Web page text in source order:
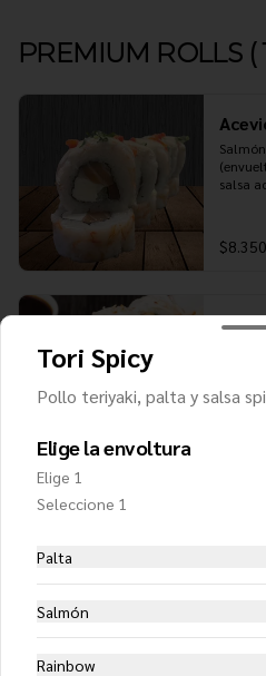
PREMIUM ROLLS (
salsa
$8.350
Tori Spicy
Pollo teriyaki, palta y salsa
Elige la envoltura
Elige 1
Seleccione 1
Palta
Salmón
Rainbow